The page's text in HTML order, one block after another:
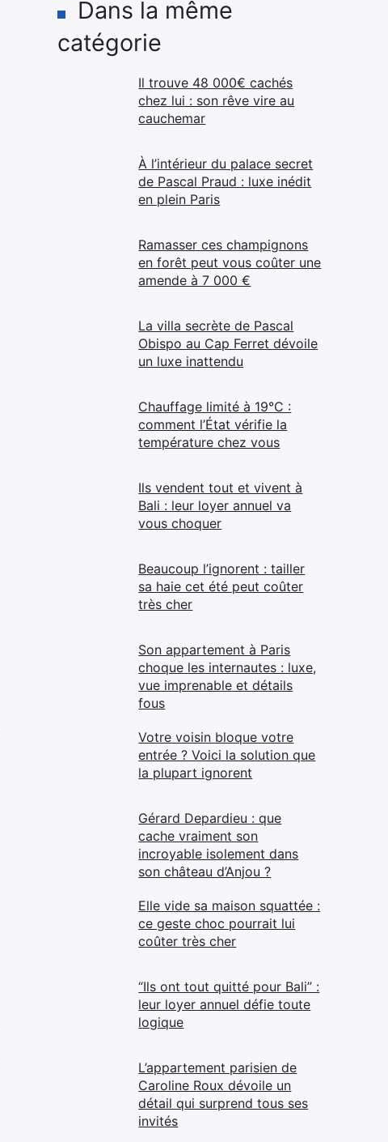
Dans la même
catégorie
Il trouve 48 000€ cachés
chez lui : son rêve vire au
cauchemar
À l’intérieur du palace secret
de Pascal Praud : luxe inédit
en plein Paris
Ramasser ces champignons
en forêt peut vous coûter une
amende à 7 000 €
La villa secrète de Pascal
Obispo au Cap Ferret dévoile
un luxe inattendu
Chauffage limité à 19°C :
comment l’État vérifie la
température chez vous
Ils vendent tout et vivent à
Bali : leur loyer annuel va
vous choquer
Beaucoup l’ignorent : tailler
sa haie cet été peut coûter
très cher
Son appartement à Paris
choque les internautes : luxe,
vue imprenable et détails
fous
Votre voisin bloque votre
entrée ? Voici la solution que
la plupart ignorent
Gérard Depardieu : que
cache vraiment son
incroyable isolement dans
son château d’Anjou ?
Elle vide sa maison squattée :
ce geste choc pourrait lui
coûter très cher
“Ils ont tout quitté pour Bali” :
leur loyer annuel défie toute
logique
L’appartement parisien de
Caroline Roux dévoile un
détail qui surprend tous ses
invités